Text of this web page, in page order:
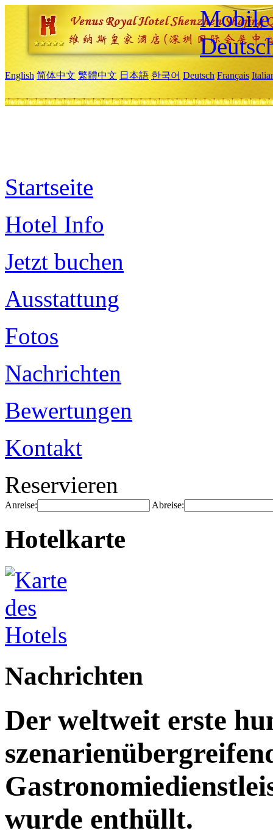
Mobile
English 简体中文 繁體中文 日本語 한국어 Deutsch Français
Startseite
Hotel Info
Jetzt buchen
Ausstattung
Fotos
Nachrichten
Bewertungen
Kontakt
Reservieren
Anreise: Abreise:
Hotelkarte
Nachrichten
Der weltweit erste
wurde enthüllt.